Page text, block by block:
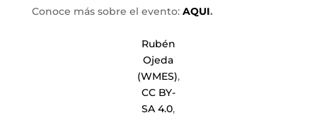
Conoce más sobre el evento: AQUI.
Rubén
Ojeda
(WMES),
CC BY-
SA 4.0,